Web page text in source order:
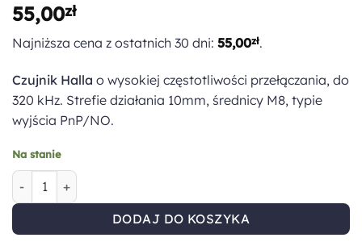
55,00zł
Najniższa cena z ostatnich 30 dni: 55,00zł.
Czujnik Halla o wysokiej częstotliwości przełączania, do
320 kHz. Strefie działania 10mm, średnicy M8, typie
wyjścia PnP/NO.
Na stanie
ilość Czujnik Halla SM8-31010PA
DODAJ DO KOSZYKA